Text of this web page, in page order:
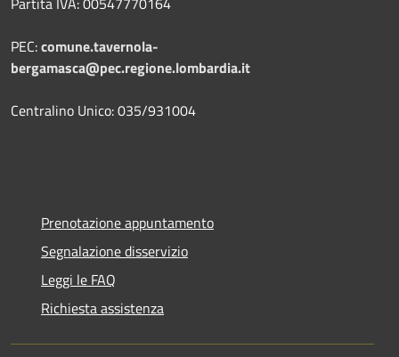
PEC:comune.tavernola-
bergamasca@pec.regione.lombardia.it
Centralino Unico: 035/931004
Prenotazione appuntamento
Segnalazione disservizio
Leggi le FAQ
Richiesta assistenza